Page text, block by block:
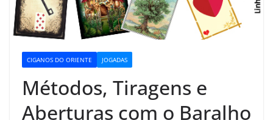
CIGANOS DO ORIENTE JOGADAS
Métodos, Tiragens e
Aberturas com o Baralho